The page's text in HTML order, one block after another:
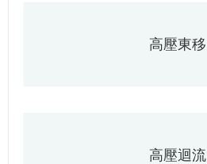
高壓東移
高壓迴流